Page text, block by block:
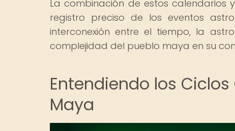
La combinación de estos
registro preciso de los eventos
interconexión entre el tiempo, la
complejidad del pueblo maya en su
Entendiendo los
Maya